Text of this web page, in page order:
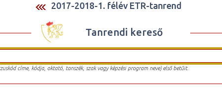
2017-2018-1. félév ETR-tanrend
Tanrendi kereső
címe, kódja, oktató, tanszék, szak vagy képzési program neve) első betűit.